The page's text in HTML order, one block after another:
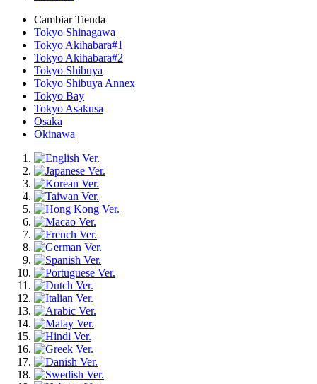
Cambiar Tienda
Tokyo Shinagawa
Tokyo Akihabara#1
Tokyo Akihabara#2
Tokyo Shibuya
Tokyo Shibuya Annex
Tokyo Bay
Tokyo Asakusa
Osaka
Okinawa